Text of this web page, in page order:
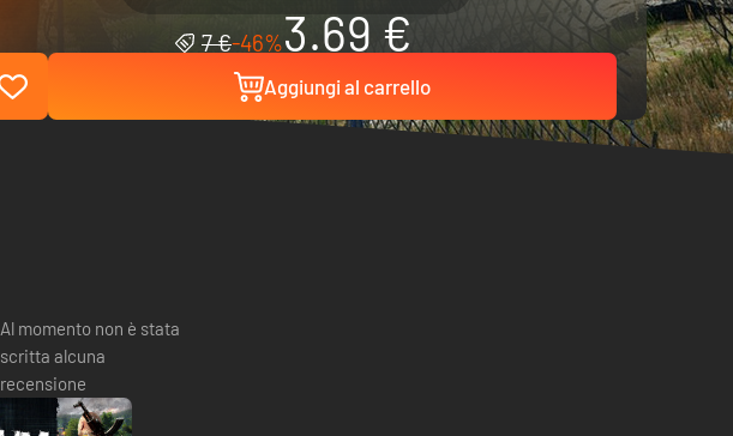
7 €-46%3.69 €
Aggiungi al carrello
Al momento non è stata
scritta alcuna
recensione